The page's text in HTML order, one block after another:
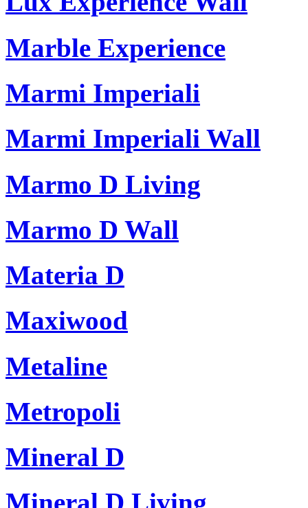
Marble Experience
Marmi Imperiali
Marmi Imperiali Wall
Marmo D Living
Marmo D Wall
Materia D
Maxiwood
Metaline
Metropoli
Mineral D